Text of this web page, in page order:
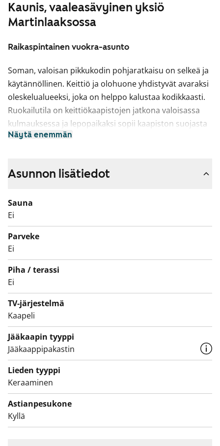
Kaunis, vaaleasävyinen yksiö
Martinlaaksossa
Raikaspintainen vuokra-asunto
Soman, valoisan pikkukodin pohjaratkaisu on selkeä ja
käytännöllinen. Keittiö ja olohuone yhdistyvät avaraksi
oleskelualueeksi, joka on helppo kalustaa kodikkaasti.
Ruokailutila on keittiökaapistojen jatkona valoisassa
kulmauksessa ja lepopaikaksi sopii kaapiston suojasta
löytyvä mukava alkovi.
laminaattia. Valkoiseksi maalattuja seinäpintoja
kaapistojen ovet ovat valkoiset ja vetimet ovat
harjattua kromia. Ylä- ja alakaappien välinen tila on
laatoitettu kiiltävän valkoisilla laatoilla. Työtaso on
betonin harmaata laminaattia. Varustukseen kuuluu
keraaminen liesi, astianpesukone ja jääkaappipakastin.
Kylpyhuoneessa seinät ovat pääosin valkoista laattaa.
Tehosteseinän ja lattian sävy on harmaa. Laattojen alla
jalkoja hellii lattialämmitys. Pesukoneelle ja
kuivausrummulle on varaus.
Näytä enemmän
Asunnon lisätiedot
Sauna
Ei
Parveke
Ei
Piha / terassi
Ei
TV-järjestelmä
Kaapeli
Jääkaapin tyyppi
Jääkaappipakastin
Lieden tyyppi
Keraaminen
Astianpesukone
Kyllä